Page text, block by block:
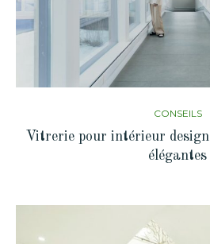
CONSEILS
Vitrerie pour intérieur design
élégantes